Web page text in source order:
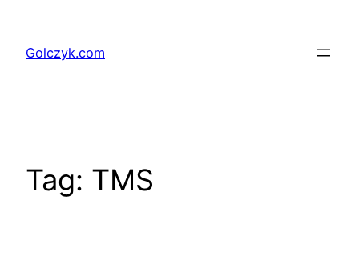
treściGolczyk.com
Tag: TMS